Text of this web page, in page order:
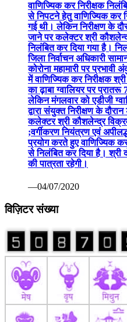
वाणिज्यिक कर निरीक्षक
से निपटने हेतु वाणिज्यिक कर
गई थी। लेकिन निरीक्षण के
जाने पर कलेक्टर श्री
निलंबित कर दिया गया है।
जिला निर्वाचन अधिकारी
कोरोना महामारी पर
में वाणिज्यिक कर निरीक्षक
का ढ़ाबा ग्वालियर पर
लेकिन मंगलवार को एडीजी
द्वारा संयुक्त निरीक्षण के
कलेक्टर श्री कौशलेन्द्र
;वर्गीकरण नियंत्रण एवं
प्रयोग करते हुए वाणिज्यिक
से निलंबित कर दिया है। श्री
की पात्रता रहेगी।
—04/07/2020
विज़िटर संख्या